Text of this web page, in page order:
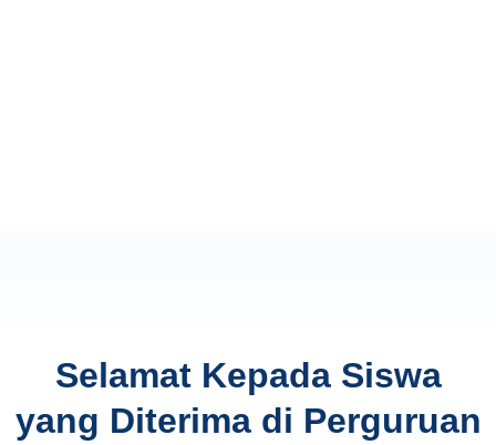
Selamat Kepada Siswa
yang Diterima di Perguruan